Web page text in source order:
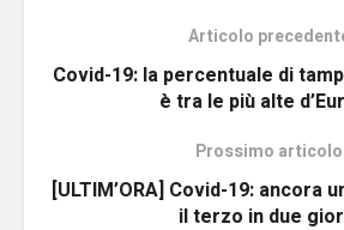
Articolo
Covid-19: la percentuale di
è tra le più alte
Prossimo articolo
[ULTIM’ORA] Covid-19: ancora
il terzo in due